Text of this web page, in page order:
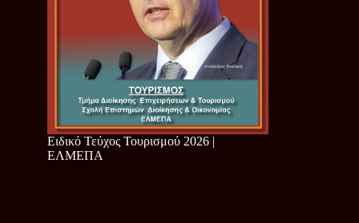
Ειδικό Τεύχος Τουρισμού 2026 |
ΕΛΜΕΠΑ